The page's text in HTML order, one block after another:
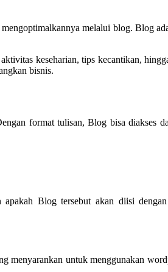
melalui blog. Blog
keseharian, tips kecantikan,
bisnis.
format tulisan, Blog bisa diakses
Blog tersebut akan diisi
untuk menggunakan